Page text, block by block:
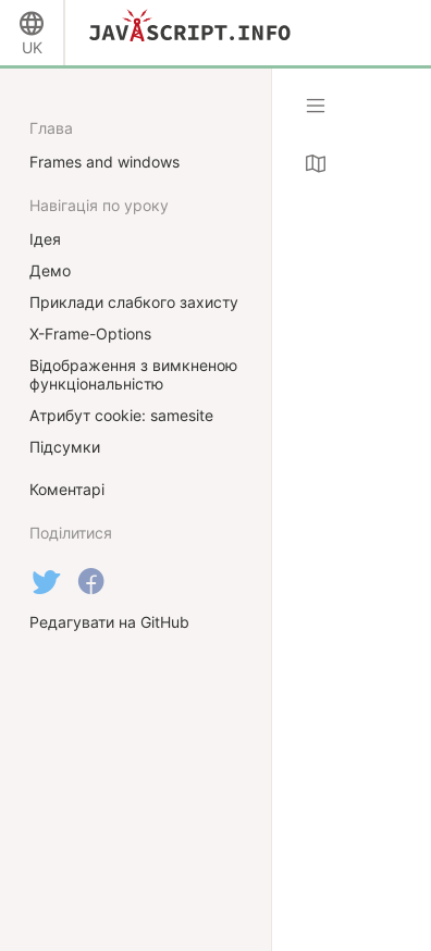
UK
Глава
Frames and windows
Навігація по уроку
Ідея
Демо
Приклади слабкого захисту
X-Frame-Options
Відображення з вимкненою
функціональністю
Атрибут cookie: samesite
Підсумки
Коментарі
Поділитися
Редагувати на GitHub